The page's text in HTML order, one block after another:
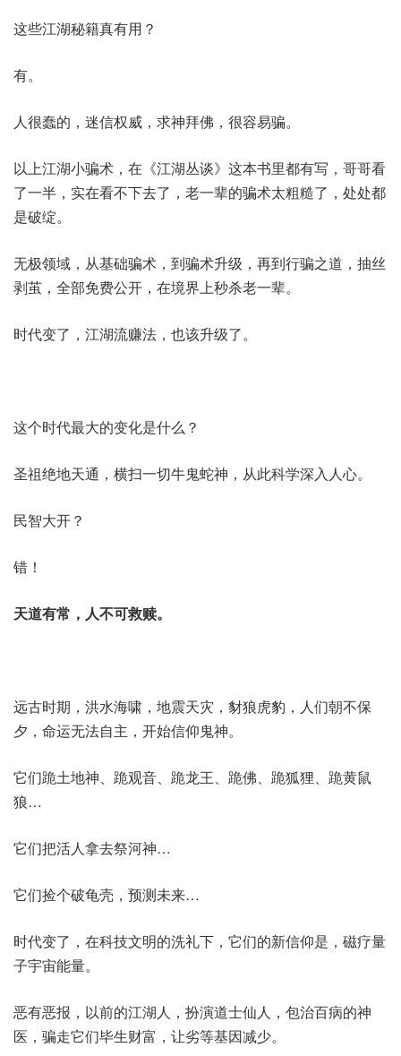
这些江湖秘籍真有用？
有。
人很蠢的，迷信权威，求神拜佛，很容易骗。
以上江湖小骗术，在《江湖丛谈》这本书里都有写，哥哥看
了一半，实在看不下去了，老一辈的骗术太粗糙了，处处都
是破绽。
无极领域，从基础骗术，到骗术升级，再到行骗之道，抽丝
剥茧，全部免费公开，在境界上秒杀老一辈。
时代变了，江湖流赚法，也该升级了。
这个时代最大的变化是什么？
圣祖绝地天通，横扫一切牛鬼蛇神，从此科学深入人心。
民智大开？
错！
天道有常，人不可救赎。
远古时期，洪水海啸，地震天灾，豺狼虎豹，人们朝不保
夕，命运无法自主，开始信仰鬼神。
它们跪土地神、跪观音、跪龙王、跪佛、跪狐狸、跪黄鼠
狼…
它们把活人拿去祭河神…
它们捡个破龟壳，预测未来…
时代变了，在科技文明的洗礼下，它们的新信仰是，磁疗量
子宇宙能量。
恶有恶报，以前的江湖人，扮演道士仙人，包治百病的神
医，骗走它们毕生财富，让劣等基因减少。